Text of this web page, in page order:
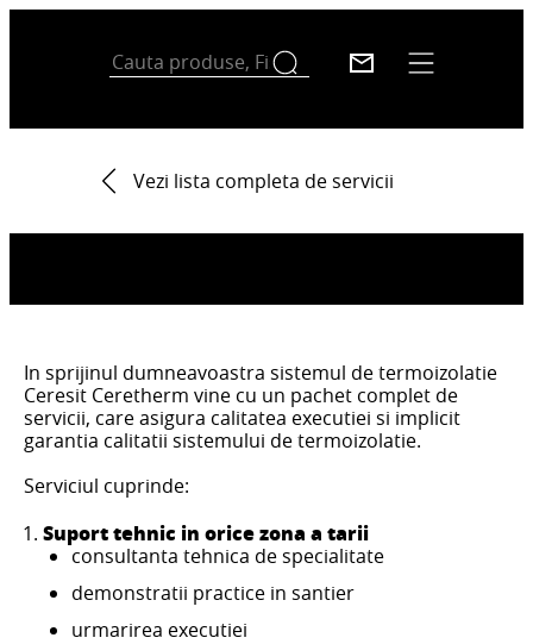
Vezi lista completa de servicii
In sprijinul dumneavoastra sistemul de termoizolatie
Ceresit Ceretherm vine cu un pachet complet de
servicii, care asigura calitatea executiei si implicit
garantia calitatii sistemului de termoizolatie.
Serviciul cuprinde:
Suport tehnic in orice zona a tarii
consultanta tehnica de specialitate
demonstratii practice in santier
urmarirea executiei